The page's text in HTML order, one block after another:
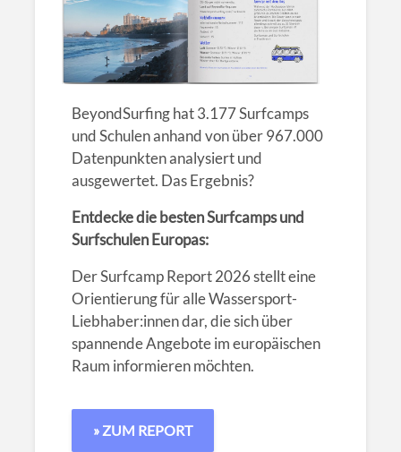
BeyondSurfing hat 3.177 Surfcamps
und Schulen anhand von über 967.000
Datenpunkten analysiert und
ausgewertet. Das Ergebnis?
Entdecke die besten Surfcamps und
Surfschulen Europas:
Der Surfcamp Report 2026 stellt eine
Orientierung für alle Wassersport-
Liebhaber:innen dar, die sich über
spannende Angebote im europäischen
Raum informieren möchten.
» ZUM REPORT